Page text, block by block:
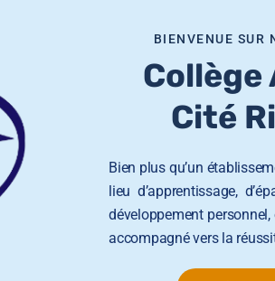
BIENVENUE SUR
Collège
Cité
Bien plus qu’un
lieu d’apprentissage,
développement
accompagné vers la